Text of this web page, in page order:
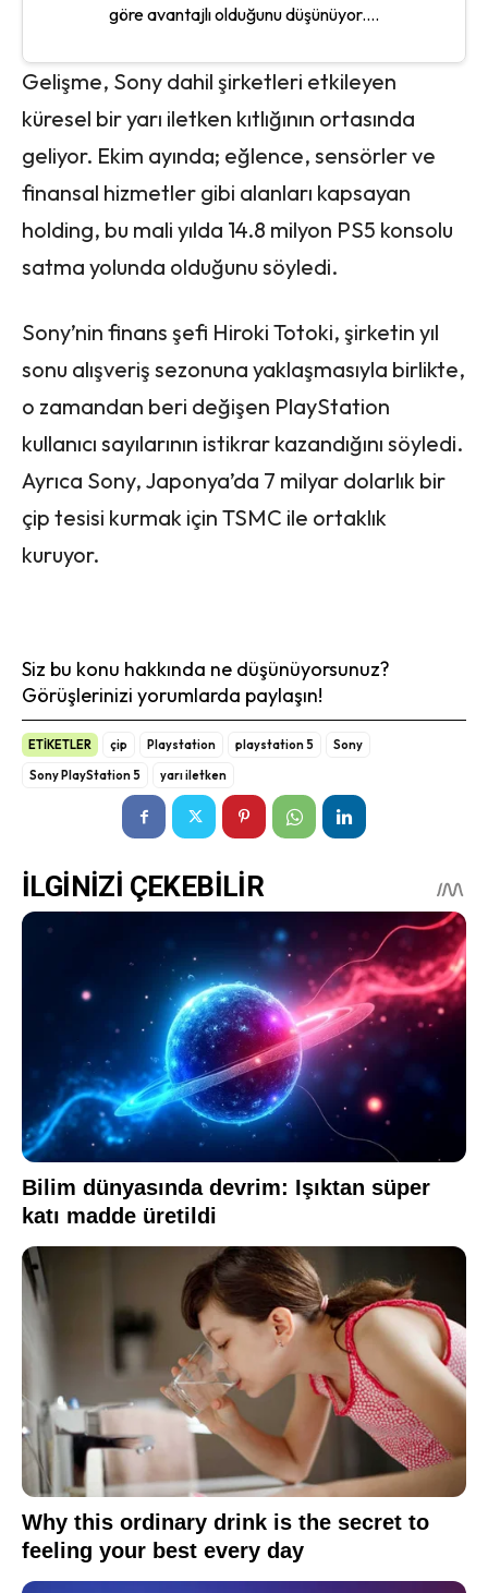
göre avantajlı olduğunu düşünüyor....
Gelişme, Sony dahil şirketleri etkileyen
küresel bir yarı iletken kıtlığının ortasında
geliyor. Ekim ayında; eğlence, sensörler ve
finansal hizmetler gibi alanları kapsayan
holding, bu mali yılda 14.8 milyon PS5 konsolu
satma yolunda olduğunu söyledi.
Sony’nin finans şefi Hiroki Totoki, şirketin yıl
sonu alışveriş sezonuna yaklaşmasıyla birlikte,
o zamandan beri değişen PlayStation
kullanıcı sayılarının istikrar kazandığını söyledi.
Ayrıca Sony, Japonya’da 7 milyar dolarlık bir
çip tesisi kurmak için TSMC ile ortaklık
kuruyor.
Siz bu konu hakkında ne düşünüyorsunuz?
Görüşlerinizi yorumlarda paylaşın!
ETİKETLER çip Playstation playstation 5
Sony
Sony PlayStation 5
yarı iletken